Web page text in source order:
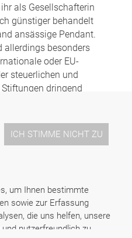
um Ihnen bestimmte
sowie zur Erfassung
die uns helfen, unsere
nutzerfreundlich zu
ICH STIMME NICHT ZU
als Gesellschafterin
günstiger behandelt
ansässige Pendant.
allerdings besonders
oder EU-
steuerlichen und
dringend
Länder haben
an Stiftungen. In
Stiftungen z.B.
wären